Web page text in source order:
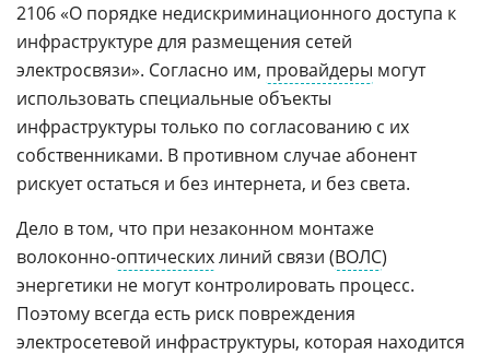
2106 «О порядке недискриминационного доступа к
инфраструктуре для размещения сетей
электросвязи». Согласно им, провайдеры могут
использовать специальные объекты
инфраструктуры только по согласованию с их
собственниками. В противном случае абонент
рискует остаться и без интернета, и без света.
Дело в том, что при незаконном монтаже
волоконно-оптическихлиний связи (ВОЛС)
энергетики не могут контролировать процесс.
Поэтому всегда есть риск повреждения
электросетевой инфраструктуры, которая находится